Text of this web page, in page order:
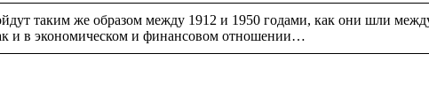
таким же образом между 1912 и 1950 годами, как они шли
и в экономическом и финансовом отношении…